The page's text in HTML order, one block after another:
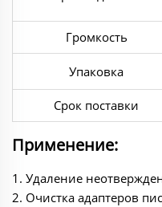
Громкость
Упаковка
Срок поставки
Применение:
1. Удаление
2. Очистка адаптеров